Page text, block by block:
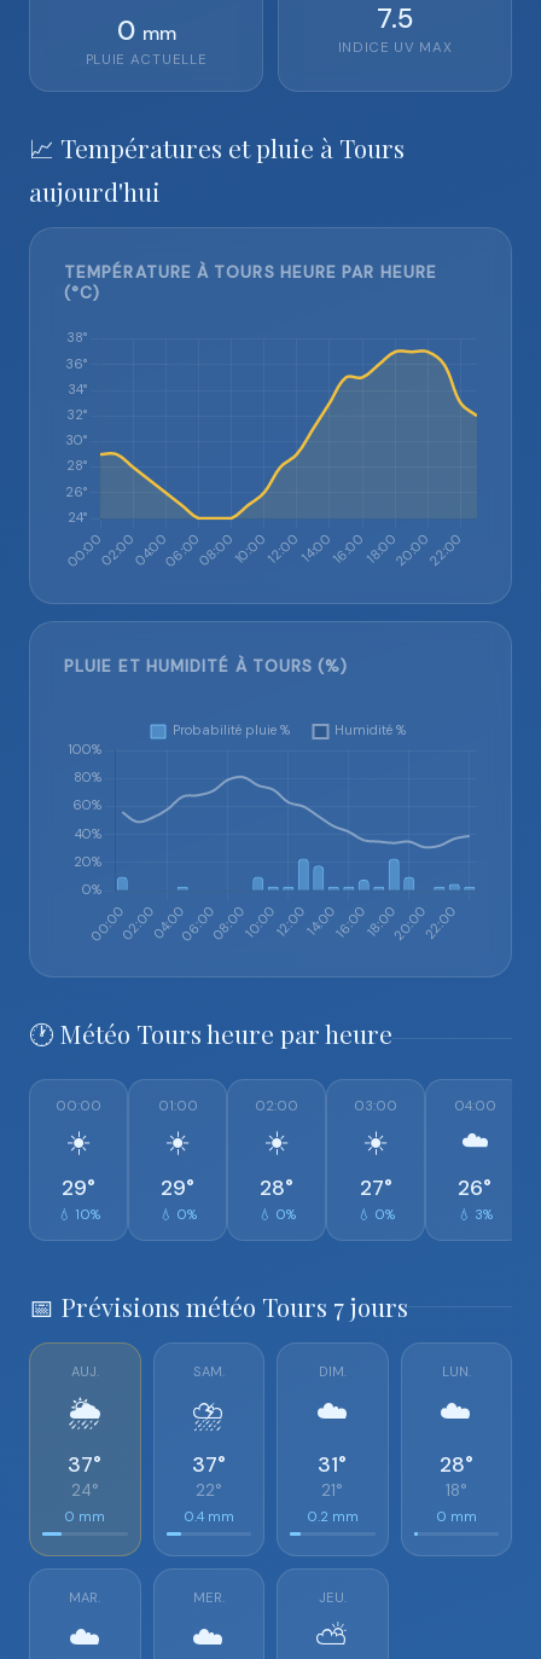
0 mm
PLUIE ACTUELLE
7.5
INDICE UV MAX
📈 Températures et pluie à Tours
aujourd'hui
TEMPÉRATURE À TOURS HEURE PAR HEURE
(°C)
PLUIE ET HUMIDITÉ À TOURS (%)
🕐 Météo Tours heure par heure
00:00
☀️
29°
💧 10%
01:00
☀️
29°
💧 0%
02:00
☀️
28°
💧 0%
03:00
☀️
27°
💧 0%
04:00
☁️
26°
💧 3%
📅 Prévisions météo Tours 7 jours
AUJ.
🌦️
37°
24°
0 mm
SAM.
⛈️
37°
22°
0.4 mm
DIM.
☁️
31°
21°
0.2 mm
LUN.
☁️
28°
18°
0 mm
MAR.
☁️
MER.
☁️
JEU.
⛅